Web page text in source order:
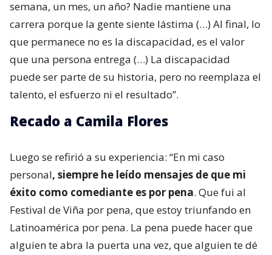
semana, un mes, un año? Nadie mantiene una
carrera porque la gente siente lástima (…) Al final, lo
que permanece no es la discapacidad, es el valor
que una persona entrega (…) La discapacidad
puede ser parte de su historia, pero no reemplaza el
talento, el esfuerzo ni el resultado”.
Recado a Camila Flores
Luego se refirió a su experiencia: “En mi caso
personal, siempre he leído mensajes de que mi
éxito como comediante es por pena. Que fui al
Festival de Viña por pena, que estoy triunfando en
Latinoamérica por pena. La pena puede hacer que
alguien te abra la puerta una vez, que alguien te dé